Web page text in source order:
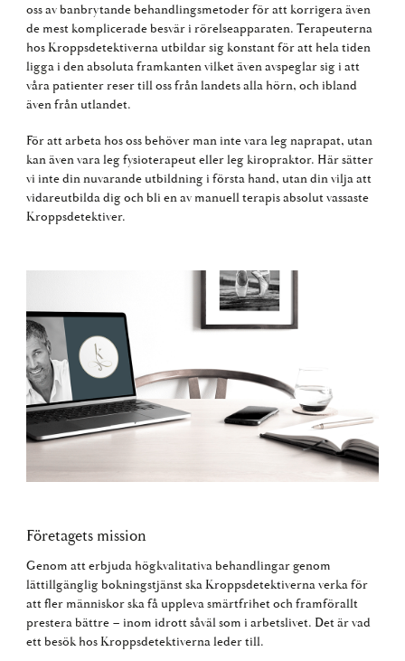
oss av banbrytande behandlingsmetoder för att korrigera även
de mest komplicerade besvär i rörelseapparaten. Terapeuterna
hos Kroppsdetektiverna utbildar sig konstant för att hela tiden
ligga i den absoluta framkanten vilket även avspeglar sig i att
våra patienter reser till oss från landets alla hörn, och ibland
även från utlandet.
För att arbeta hos oss behöver man inte vara leg naprapat, utan
kan även vara leg fysioterapeut eller leg kiropraktor. Här sätter
vi inte din nuvarande utbildning i första hand, utan din vilja att
vidareutbilda dig och bli en av manuell terapis absolut vassaste
Kroppsdetektiver.
Företagets mission
Genom att erbjuda högkvalitativa behandlingar genom
lättillgänglig bokningstjänst ska Kroppsdetektiverna verka för
att fler människor ska få uppleva smärtfrihet och framförallt
prestera bättre – inom idrott såväl som i arbetslivet. Det är vad
ett besök hos Kroppsdetektiverna leder till.